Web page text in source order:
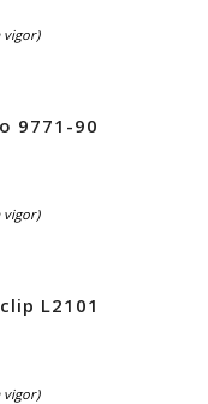
vigor)
9771-90
vigor)
L2101
vigor)